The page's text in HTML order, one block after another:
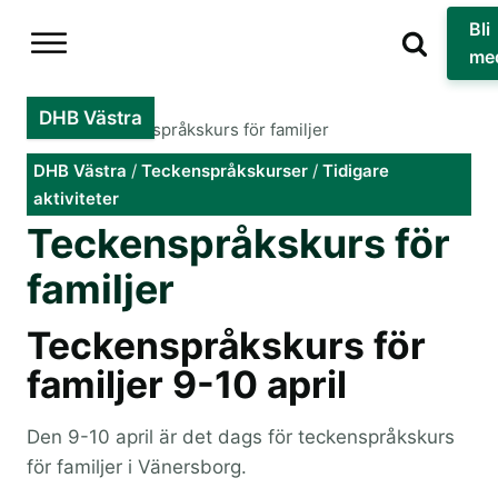
Bli
DHB Västra
Hem »
Teckenspråkskurs för familjer
DHB Västra / Teckenspråkskurser/ Tidigare
aktiviteter
Teckenspråkskurs för
familjer
Teckenspråkskurs för
familjer 9-10 april
Den 9-10 april är det dags för teckenspråkskurs
för familjer i Vänersborg.